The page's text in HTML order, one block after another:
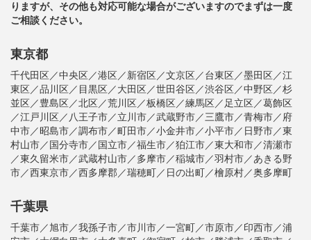
りますが、その他も対応可能な場合がございますのでまずは一度
ご相談ください。
東京都
千代田区／中央区／港区／新宿区／文京区／台東区／墨田区／江
東区／品川区／目黒区／大田区／世田谷区／渋谷区／中野区／杉
並区／豊島区／北区／荒川区／板橋区／練馬区／足立区／葛飾区
／江戸川区／八王子市／立川市／武蔵野市／三鷹市／青梅市／府
中市／昭島市／調布市／町田市／小金井市／小平市／日野市／東
村山市／国分寺市／国立市／福生市／狛江市／東大和市／清瀬市
／東久留米市／武蔵村山市／多摩市／稲城市／羽村市／あきる野
市／西東京市／西多摩郡／瑞穂町／日の出町／檜原村／奥多摩町
千葉県
千葉市／旭市／我孫子市／市川市／一宮町／市原市／印西市／浦